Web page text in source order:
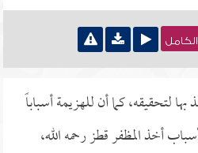
الكامل
لتحقيقه، كما أن للهزيمة أسباباً
أخذ المظفر قطز رحمه الله،